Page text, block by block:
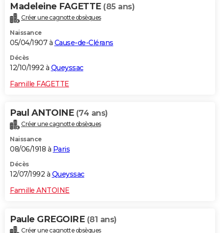
Madeleine FAGETTE (85 ans)
Créer une cagnotte obsèques
Naissance
05/04/1907 à Cause-de-Clérans
Décès
12/10/1992 à Queyssac
Famille FAGETTE
Paul ANTOINE (74 ans)
Créer une cagnotte obsèques
Naissance
08/06/1918 à Paris
Décès
12/07/1992 à Queyssac
Famille ANTOINE
Paule GREGOIRE (81 ans)
Créer une cagnotte obsèques